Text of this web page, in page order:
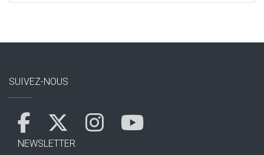
SUIVEZ-NOUS
NEWSLETTER